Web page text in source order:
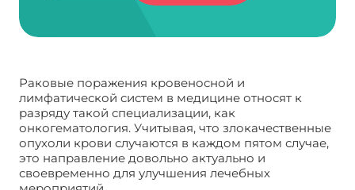
Раковые поражения кровеносной и
лимфатической систем в медицине относят к
разряду такой специализации, как
онкогематология. Учитывая, что злокачественные
опухоли крови случаются в каждом пятом случае,
это направление довольно актуально и
своевременно для улучшения лечебных